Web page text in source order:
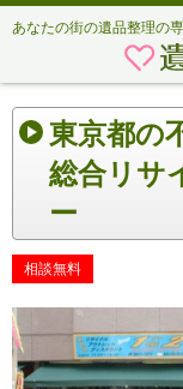
あなたの街の遺品整理の
東京都の
総合リサ
ー
相談無料